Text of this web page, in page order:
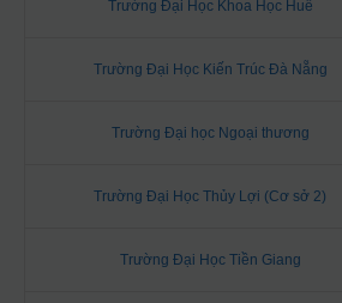
Trường Đại Học Khoa Học Huế
Trường Đại Học Kiến Trúc Đà Nẵng
Trường Đại học Ngoại thương
Trường Đại Học Thủy Lợi (Cơ sở 2)
Trường Đại Học Tiền Giang